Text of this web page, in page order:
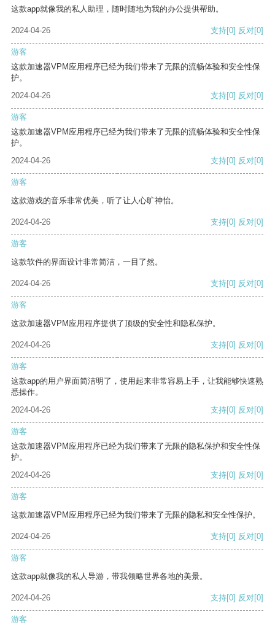
这款app就像我的私人助理，随时随地为我的办公提供帮助。
2024-04-26 支持[0] 反对[0]
游客
这款加速器VPM应用程序已经为我们带来了无限的流畅体验和安全性保
护。
2024-04-26
支持[0] 反对[0]
游客
这款加速器VPM应用程序已经为我们带来了无限的流畅体验和安全性保
护。
2024-04-26
支持[0] 反对[0]
游客
这款游戏的音乐非常优美，听了让人心旷神怡。
2024-04-26 支持[0] 反对[0]
游客
这款软件的界面设计非常简洁，一目了然。
2024-04-26 支持[0] 反对[0]
游客
这款加速器VPM应用程序提供了顶级的安全性和隐私保护。
2024-04-26 支持[0] 反对[0]
游客
这款app的用户界面简洁明了，使用起来非常容易上手，让我能够快速熟
悉操作。
2024-04-26
支持[0] 反对[0]
游客
这款加速器VPM应用程序已经为我们带来了无限的隐私保护和安全性保
护。
2024-04-26
支持[0] 反对[0]
游客
这款加速器VPM应用程序已经为我们带来了无限的隐私和安全性保护。
2024-04-26 支持[0] 反对[0]
游客
这款app就像我的私人导游，带我领略世界各地的美景。
2024-04-26 支持[0] 反对[0]
游客